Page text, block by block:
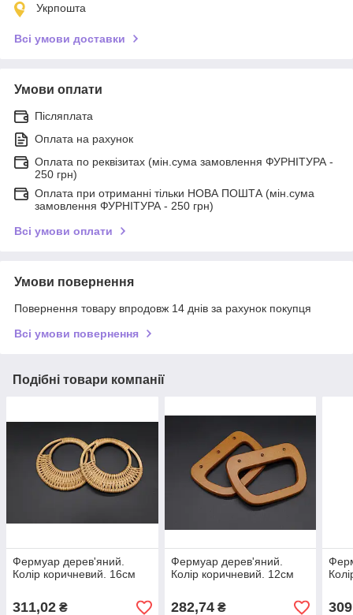
Укрпошта
Всі умови доставки
Умови оплати
Післяплата
Оплата на рахунок
Оплата по реквізитах (мін.сума замовлення ФУРНІТУРА -
250 грн)
Оплата при отриманні тільки НОВА ПОШТА (мін.сума
замовлення ФУРНІТУРА - 250 грн)
Всі умови оплати
Умови повернення
Повернення товару впродовж 14 днів за рахунок покупця
Всі умови повернення
Подібні товари компанії
Фермуар дерев'яний.
Колір коричневий. 16см
311,02 ₴
Фермуар дерев'яний.
Колір коричневий. 12см
282,74₴